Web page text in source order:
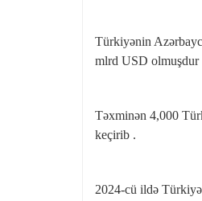
Türkiyənin
mlrd USD olmuşdur
Təxminən 4,000
keçirib .
2024‑cü ildə